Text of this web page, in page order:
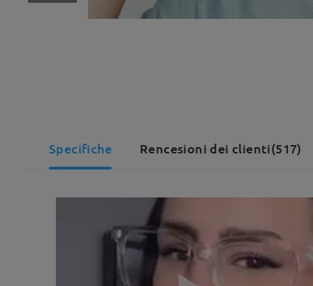
Specifiche Rencesioni dei clienti(517)